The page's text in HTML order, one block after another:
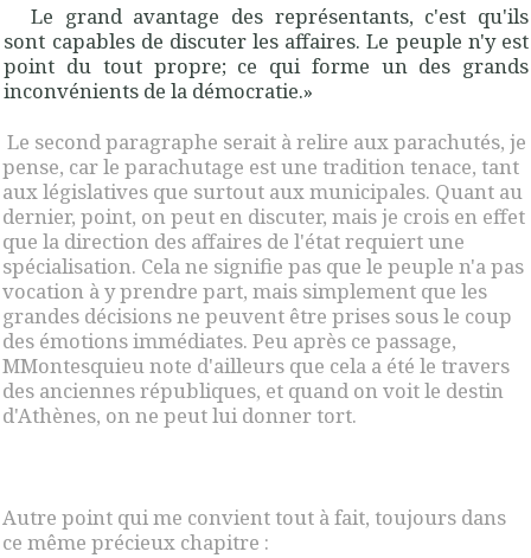
Le grand avantage des représentants, c'est qu'ils
sont capables de discuter les affaires. Le peuple n'y est
point du tout propre; ce qui forme un des grands
inconvé­nients de la démocratie.»
Le second paragraphe serait à relire aux parachutés, je
pense, car le parachutage est une tradition tenace, tant
aux législatives que surtout aux municipales. Quant au
dernier, point, on peut en discuter, mais je crois en effet
que la direction des affaires de l'état requiert une
spécialisation. Cela ne signifie pas que le peuple n'a pas
vocation à y prendre part, mais simplement que les
grandes décisions ne peuvent être prises sous le coup
des émotions immédiates. Peu après ce passage,
MMontesquieu note d'ailleurs que cela a été le travers
des anciennes républiques, et quand on voit le destin
d'Athènes, on ne peut lui donner tort.
Autre point qui me convient tout à fait, toujours dans
ce même précieux chapitre :